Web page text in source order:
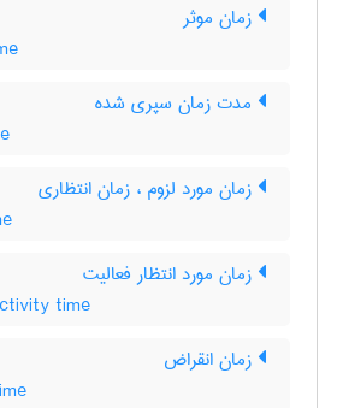
زمان موثر
مدت زمان سپری شده
زمان مورد لزوم ، زمان انتظاری
زمان مورد انتظار فعالیت
time
زمان انقراض